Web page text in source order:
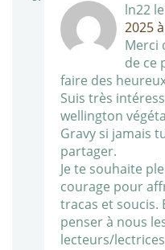
ln22 le
2025
Merci
de ce
faire des
Suis très
wellington
Gravy si jamais
partager.
Je te souhaite
courage pour
tracas et soucis.
penser à nous
lecteurs/